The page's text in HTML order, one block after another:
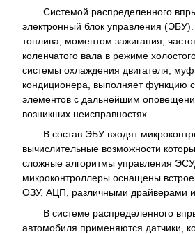
Системой распределенного
электронный блок управления
топлива, моментом зажигания,
коленчатого вала в режиме
системы охлаждения двигателя,
кондиционера, выполняет функцию
элементов с дальнейшим
возникших неисправностях.
В состав ЭБУ входят
вычислительные возможности
сложные алгоритмы управления
микроконтроллеры оснащены
ОЗУ, АЦП, различными драйверами и
В системе распределенного
автомобиля применяются датчики,